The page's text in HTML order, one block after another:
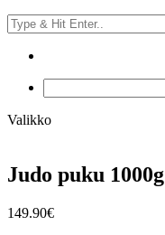
Valikko
Judo puku 1000g
149.90€